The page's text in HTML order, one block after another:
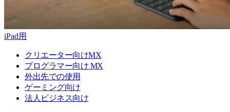
iPad用
クリエーター向けMX
プログラマー向け MX
外出先での使用
ゲーミング向け
法人ビジネス向け